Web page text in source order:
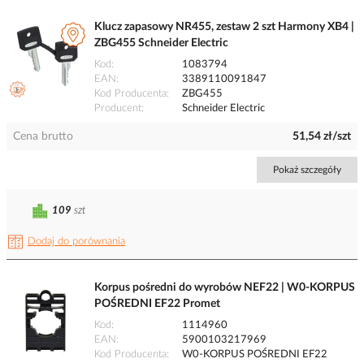
Klucz zapasowy NR455, zestaw 2 szt Harmony XB4 |
ZBG455 Schneider Electric
Kod
1083794
EAN
3389110091847
Kod Producenta
ZBG455
Producent
Schneider Electric
Cena brutto 51,54 zł/szt
Pokaż szczegóły
Dodaj do porównania
109 szt
Korpus pośredni do wyrobów NEF22 | W0-KORPUS
POŚREDNI EF22 Promet
Kod
1114960
EAN
5900103217969
Kod Producenta
W0-KORPUS POŚREDNI EF22